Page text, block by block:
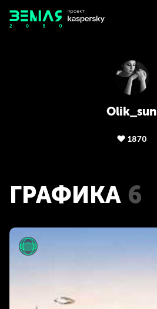
Olik_sun
1870
ГРАФИКА 6